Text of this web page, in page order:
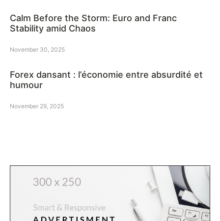
Calm Before the Storm: Euro and Franc
Stability amid Chaos
November 30, 2025
Forex dansant : l’économie entre absurdité et
humour
November 29, 2025